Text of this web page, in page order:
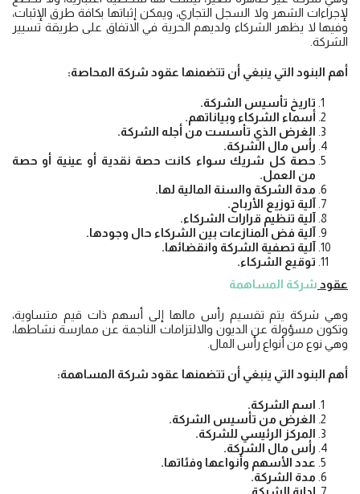
لإجراءات الشهر ولا السجل التجاري، ويمكن إثباتها بكافة طرق الإثبات،
وفيها لا يظهر الشركاء ولديهم الحرية في الاتفاق على طريقة تسيير
الشركة.
أهم البنود التي ينبغي أن تتضمنها عقود شركة المحاصة:
تاريخ تأسيس الشركة.
أسماء الشركاء وبياناتهم.
الغرض الذي تأسست من أجله الشركة.
رأس مال الشركة.
حصة كل شريك سواء كانت حصة نقدية أو عينية أو حصة
من العمل.
مدة الشركة والسنة المالية لها.
آلية توزيع الأرباح.
آلية تنظيم قرارات الشركاء.
آلية فض المنازعات بين الشركاء حال وجودها.
آلية تصفية الشركة وانقضائها.
توقيع الشركاء.
عقود شركة المساهمة
وهي شركة يتم تقسيم رأس مالها إلى أسهم ذات قيم متساوية،
وتكون مسؤولة عن الديون والالتزامات الناجمة عن ممارسة نشاطها،
وهي نوع من أنواع رأس المال.
أهم البنود التي ينبغي أن تتضمنها عقود شركة المساهمة:
اسم الشركة.
الغرض من تأسيس الشركة.
المركز الرئيسي للشركة.
رأس مال الشركة.
عدد الأسهم وأنواعها وفئاتها.
مدة الشركة.